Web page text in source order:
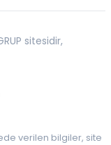
sitesidir,
verilen bilgiler, site